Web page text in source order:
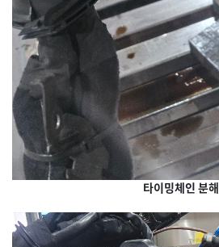
타이밍체인 분해